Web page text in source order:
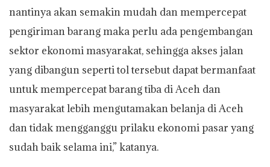
nantinya akan semakin mudah dan mempercepat
pengiriman barang maka perlu ada pengembangan
sektor ekonomi masyarakat, sehingga akses jalan
yang dibangun seperti tol tersebut dapat bermanfaat
untuk mempercepat barang tiba di Aceh dan
masyarakat lebih mengutamakan belanja di Aceh
dan tidak mengganggu prilaku ekonomi pasar yang
sudah baik selama ini,” katanya.